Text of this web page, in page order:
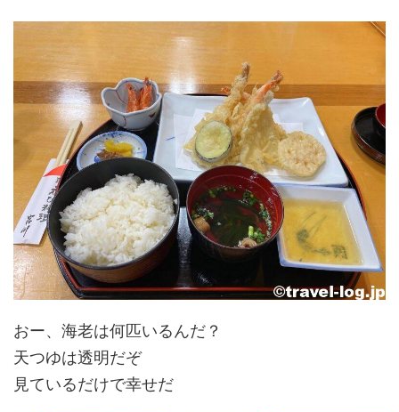
おー、海老は何匹いるんだ？
天つゆは透明だぞ
見ているだけで幸せだ